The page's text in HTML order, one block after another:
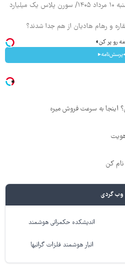
قیمت محصولات ایران خودرو شنبه ۱۰ مرداد ۱۴۰۵/ سورن پلاس یک میلیارد
و رهام هادیان از هم جدا شدند؟
رو پر کن◖
وب گردی
اندیشکده حکمرانی هوشمند
انبار هوشمند فلزات گرانبها